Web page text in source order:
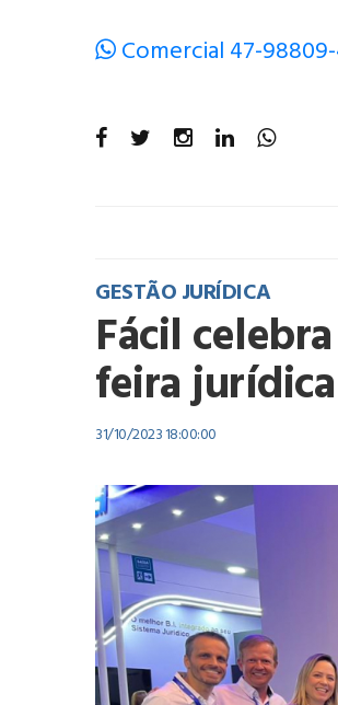
Comercial 47-
GESTÃO JURÍDICA
Fácil
feira
31/10/2023 18:00:00